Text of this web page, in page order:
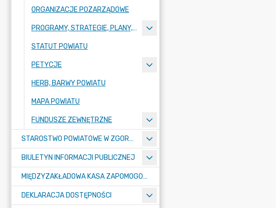
ORGANIZACJE POZARZĄDOWE
PROGRAMY, STRATEGIE, PLANY, RAPORTY
STATUT POWIATU
PETYCJE
HERB, BARWY POWIATU
MAPA POWIATU
FUNDUSZE ZEWNĘTRZNE
STAROSTWO POWIATOWE W ZGORZELCU
BIULETYN INFORMACJI PUBLICZNEJ
MIĘDZYZAKŁADOWA KASA ZAPOMOGOWO-POŻYCZKOWA
DEKLARACJA DOSTĘPNOŚCI